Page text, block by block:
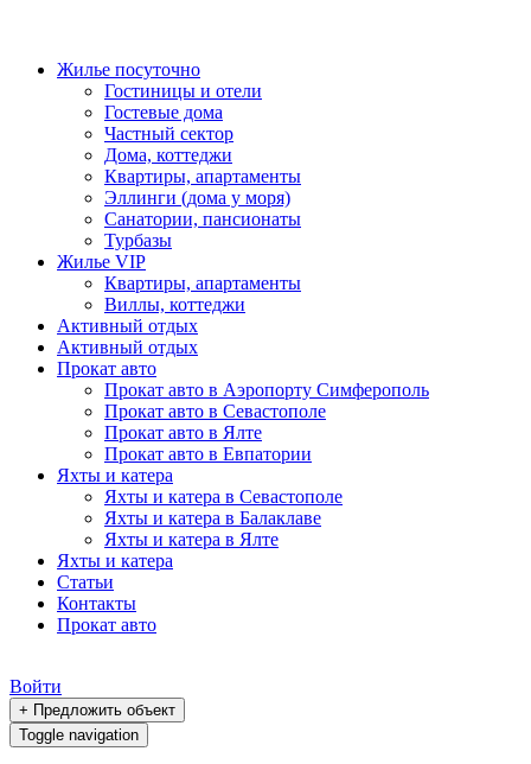
Жилье посуточно
Гостиницы и отели
Гостевые дома
Частный сектор
Дома, коттеджи
Квартиры, апартаменты
Эллинги (дома у моря)
Санатории, пансионаты
Турбазы
Жилье VIP
Квартиры, апартаменты
Виллы, коттеджи
Активный отдых
Активный отдых
Прокат авто
Прокат авто в Аэропорту Симферополь
Прокат авто в Севастополе
Прокат авто в Ялте
Прокат авто в Евпатории
Яхты и катера
Яхты и катера в Севастополе
Яхты и катера в Балаклаве
Яхты и катера в Ялте
Яхты и катера
Статьи
Контакты
Прокат авто
Войти
+ Предложить объект
Toggle navigation